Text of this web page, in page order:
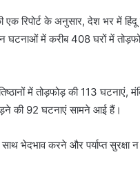
रिपोर्ट के अनुसार, देश भर में हिंदू
घटनाओं में करीब 408 घरों में
में तोड़फोड़ की 113 घटनाएं,
की 92 घटनाएं सामने आई हैं।
भेदभाव करने और पर्याप्त सुरक्षा न
चीन ने